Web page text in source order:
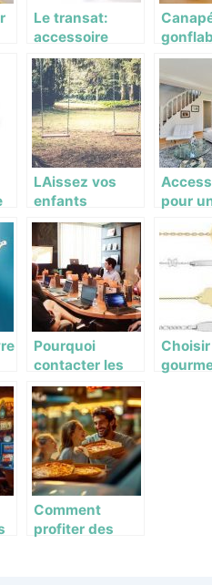
Le transat:
accessoire
conseillé pour
le bain d’un
bébé
vivez
LAissez vos
enfants
prendre du bon
temps sur une
balançoire
pour
murale
Pourquoi
contacter les
cabinets
d’expertise en
patrimoine
immobilier ?
Comment
profiter des